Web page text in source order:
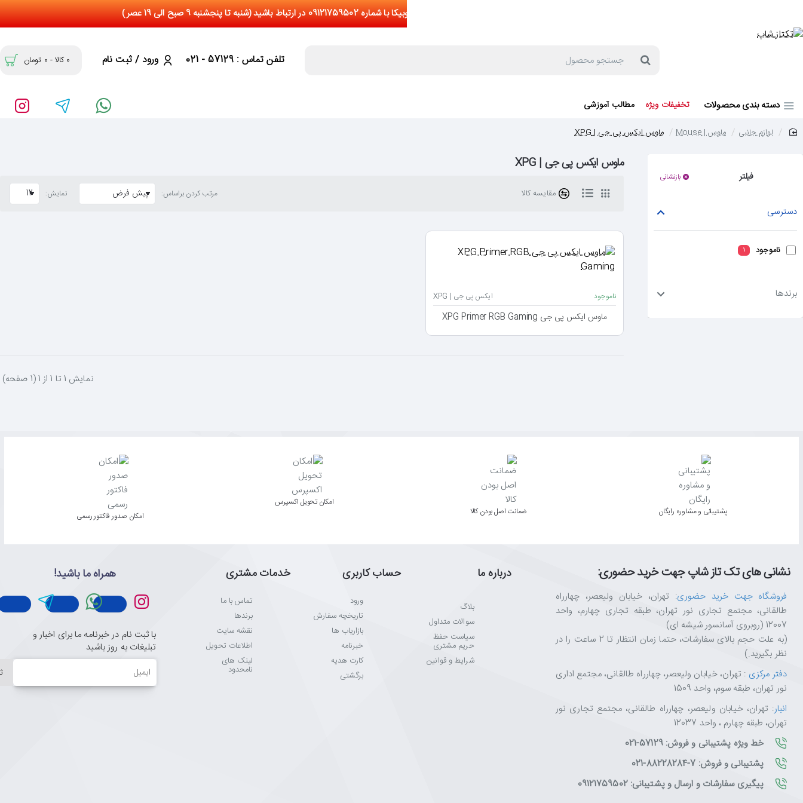
جستجو
تلفن تماس : 57129 - 021 ورود / ثبت نام 0 کالا - 0 تومان
دسته بندی محصولات تخفیفات ویژه مطالب آموزشی
لوازم جانبی ماوس | Mouse ماوس ایکس پی جی | XPG
فیلتر بازنشانی
دسترسی
ناموجود 1
برندها
ماوس ایکس پی جی | XPG
مقایسه کالا مرتب کردن براساس: نمایش:
ناموجود ایکس پی جی | XPG
ماوس ایکس پی جی XPG Primer RGB Gaming
نمايش 1 تا 1 از 1 (1 صفحه)
پشتیبانی و مشاوره رایگان ﺿﻤﺎﻧﺖ اﺻﻞ ﺑﻮدن ﮐﺎﻟﺎ
اﻣﮑﺎن ﺗﺤﻮﯾﻞ اﮐﺴﭙﺮس
امکان صدور فاکتور رسمی
نشانی های تک تاز شاپ جهت خرید حضوری:
فروشگاه جهت خرید حضوری: تهران، خیابان ولیعصر، چهارراه
طالقانی، مجتمع تجاری نور تهران، طبقه تجاری چهارم، واحد
12007 (روبروی آسانسور شیشه ای)
(به علت حجم بالای سفارشات، حتما زمان انتظار تا 2 ساعت را در
نظر بگیرید.)
دفتر مرکزی : تهران، خیابان ولیعصر، چهارراه طالقانی، مجتمع اداری
نور تهران، طبقه سوم، واحد 1509
انبار: تهران، خیابان ولیعصر، چهارراه طالقانی، مجتمع تجاری نور
تهران، طبقه چهارم ، واحد 12037
خط ویژه پشتیبانی و فروش: 57129-021
پشتیبانی و فروش: 7-88228284-021
پیگیری سفارشات و ارسال و پشتیبانی: 09121759502
درباره ما
بلاگ
سوالات متداول
سیاست حفظ
حریم مشتری
شرایط و قوانین
حساب کاربری
ورود
تاریخچه سفارش
بازاریاب ها
خبرنامه
کارت هدیه
برگشتی
خدمات مشتری
تماس با ما
برندها
نقشه سایت
اطلاعات تحویل
لینک های
نامحدود
همراه ما باشید!
با ثبت نام در خبرنامه ما برای اخبار و
تبلیغات به روز باشید
ایمیل